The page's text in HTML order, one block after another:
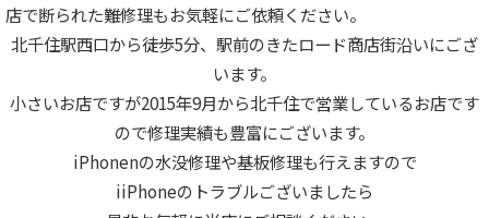
店で断られた難修理もお気軽にご依頼ください。
北千住駅西口から徒歩5分、駅前のきたロード商店街沿いにござ
います。
小さいお店ですが2015年9月から北千住で営業しているお店です
ので修理実績も豊富にございます。
iPhonenの水没修理や基板修理も行えますので
iiPhoneのトラブルございましたら